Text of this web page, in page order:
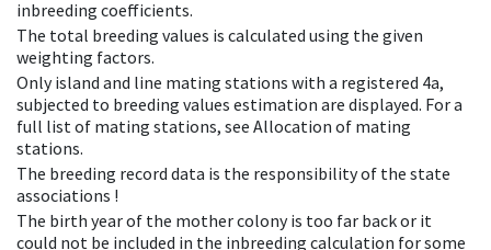
inbreeding coefficients.
The total breeding values is calculated using the given
weighting factors.
Only island and line mating stations with a registered 4a,
subjected to breeding values estimation are displayed. For a
full list of mating stations, see Allocation of mating
stations.
The breeding record data is the responsibility of the state
associations !
The birth year of the mother colony is too far back or it
could not be included in the inbreeding calculation for some